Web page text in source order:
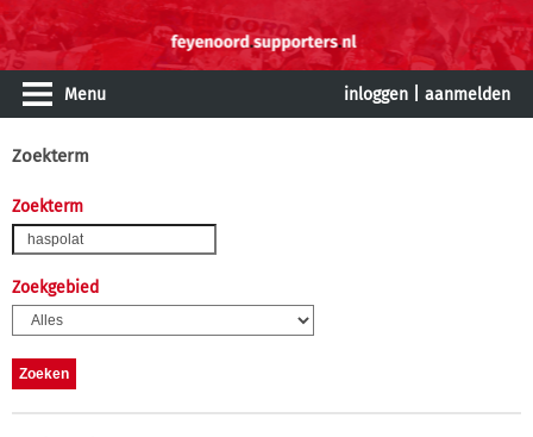
Menu inloggen aanmelden
Zoekterm
Zoekterm
Zoekgebied